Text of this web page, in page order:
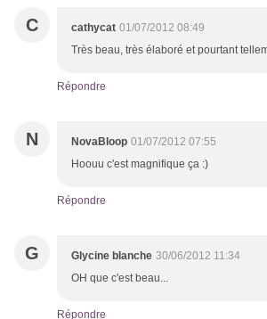
C cathycat 01/07/2012 08:49
Très beau, très élaboré et pourtant
Répondre
N NovaBloop 01/07/2012 07:55
Hoouu c'est magnifique ça :)
Répondre
G Glycine blanche 30/06/2012 11:34
OH que c'est beau...
Répondre